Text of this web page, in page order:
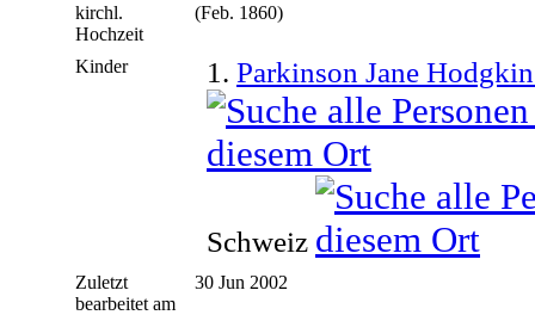
kirchl.
Hochzeit
(Feb. 1860)
Kinder 1. Parkinson Jane
Schweiz
Zuletzt
bearbeitet am
30 Jun 2002